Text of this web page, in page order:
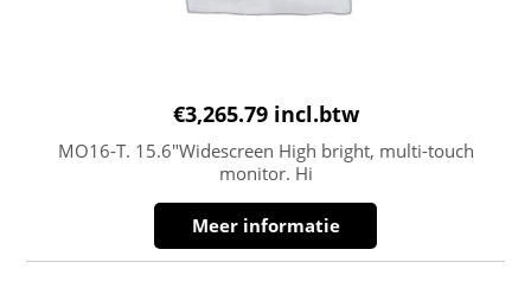
€3,265.79 incl.btw
MO16-T. 15.6″Widescreen High bright, multi-touch
monitor. Hi
Meer informatie